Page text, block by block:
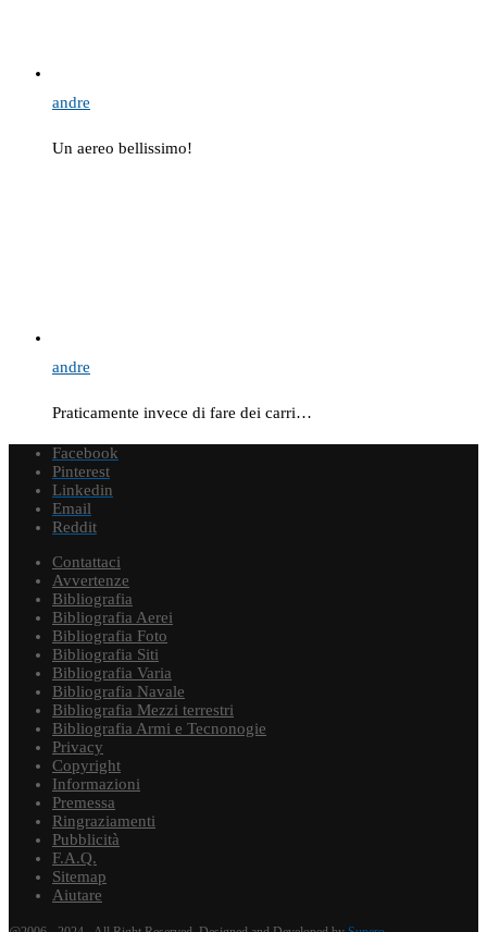
andre
Un aereo bellissimo!
andre
Praticamente invece di fare dei carri…
Facebook
Pinterest
Linkedin
Email
Reddit
Contattaci
Avvertenze
Bibliografia
Bibliografia Aerei
Bibliografia Foto
Bibliografia Siti
Bibliografia Varia
Bibliografia Navale
Bibliografia Mezzi terrestri
Bibliografia Armi e Tecnonogie
Privacy
Copyright
Informazioni
Premessa
Ringraziamenti
Pubblicità
F.A.Q.
Sitemap
Aiutare